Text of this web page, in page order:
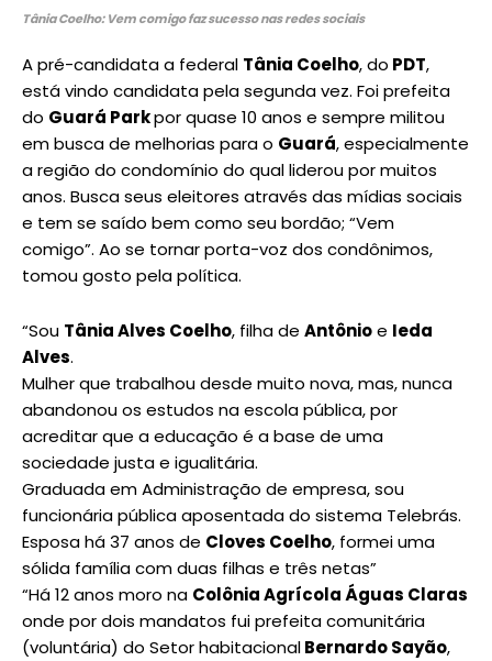
Tânia Coelho: Vem comigo faz sucesso nas redes sociais
A pré-candidata a federal Tânia Coelho, do PDT,
está vindo candidata pela segunda vez. Foi prefeita
do Guará Parkpor quase 10 anos e sempre militou
em busca de melhorias para o Guará, especialmente
a região do condomínio do qual liderou por muitos
anos. Busca seus eleitores através das mídias sociais
e tem se saído bem como seu bordão; “Vem
comigo”. Ao se tornar porta-voz dos condônimos,
tomou gosto pela política.
“Sou Tânia Alves Coelho, filha de Antônioe Ieda
Alves.
Mulher que trabalhou desde muito nova, mas, nunca
abandonou os estudos na escola pública, por
acreditar que a educação é a base de uma
sociedade justa e igualitária.
Graduada em Administração de empresa, sou
funcionária pública aposentada do sistema Telebrás.
Esposa há 37 anos de Cloves Coelho, formei uma
sólida família com duas filhas e três netas”
“Há 12 anos moro na Colônia Agrícola Águas Claras
onde por dois mandatos fui prefeita comunitária
(voluntária) do Setor habitacionalBernardo Sayão,